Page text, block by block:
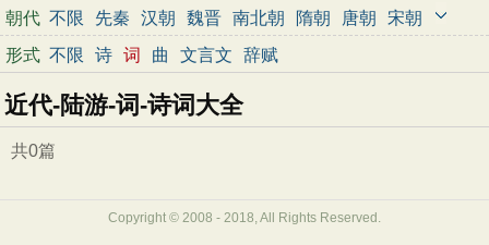
写雪
写风 写花 梅花 荷花 菊花 柳树
月亮
山水 写山 写水 长江 黄河 儿童 写鸟
写马
田园 边塞 地名 抒情 爱国 离别 送别 思乡
思念 爱情 励志 哲理 闺怨
母亲 友情 战争 读书 惜时 婉约 豪放 诗经
民谣
咏史怀古 宋词精选 小学古诗 初中古诗
朝代 不限 先秦 汉朝 魏晋 南北朝 隋朝 唐朝
宋朝
元朝
明朝 清朝 近代 当代
形式 不限 诗 词 曲 文言文 辞赋
近代-陆游-词-诗词大全
共0篇
Copyright © 2008 - 2018, All Rights Reserved.